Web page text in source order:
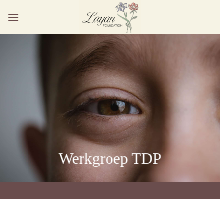
naar
Werkgroep TDP